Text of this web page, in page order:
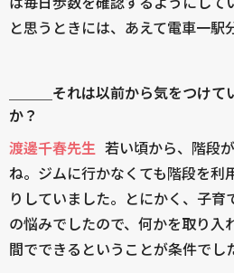
と思うときには、あえて電車一駅
＿＿＿それは以前から気をつけて
か？
渡邊千春先生 若い頃から、階段
ね。ジムに行かなくても階段を利
りしていました。とにかく、子育
の悩みでしたので、何かを取り入
間でできるということが条件でし